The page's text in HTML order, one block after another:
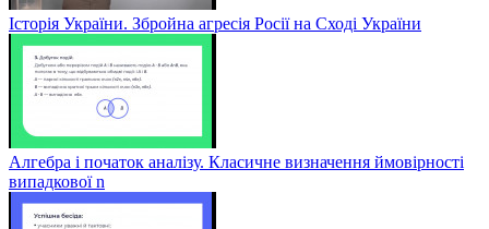
Історія України. Збройна агресія Росії на Сході України
Алгебра і початок аналізу. Класичне визначення ймовірності
випадкової n